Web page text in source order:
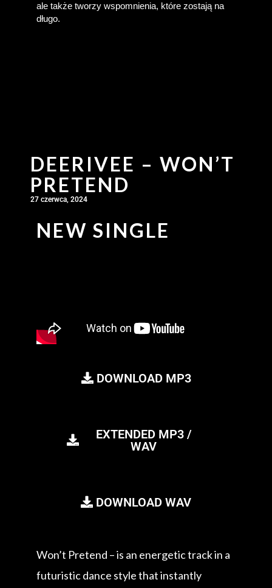
ale także tworzy wspomnienia, które zostają na
długo.
DEERIVEE – WON’T
PRETEND
27 czerwca, 2024
NEW SINGLE
DOWNLOAD MP3
EXTENDED MP3 /
WAV
DOWNLOAD WAV
Won’t Pretend – is an energetic track in a
futuristic dance style that instantly